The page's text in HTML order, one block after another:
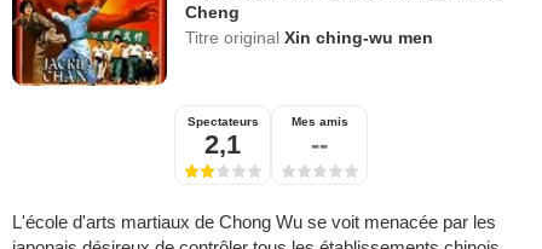
Cheng
Titre originalXin ching-wu men
Spectateurs
2,1
Mes amis
--
L'école d'arts martiaux de Chong Wu se voit menacée par les